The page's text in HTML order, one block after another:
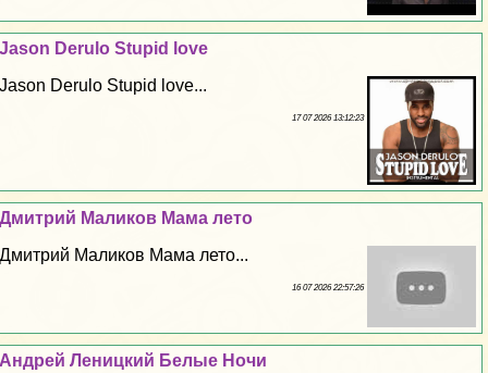
Jason Derulo Stupid love
Jason Derulo Stupid love...
17 07 2026 13:12:23
Дмитрий Маликов Мама лето
Дмитрий Маликов Мама лето...
16 07 2026 22:57:26
Андрей Леницкий Белые Ночи